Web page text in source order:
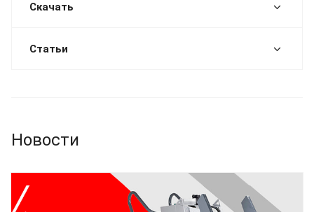
Скачать
Статьи
Новости